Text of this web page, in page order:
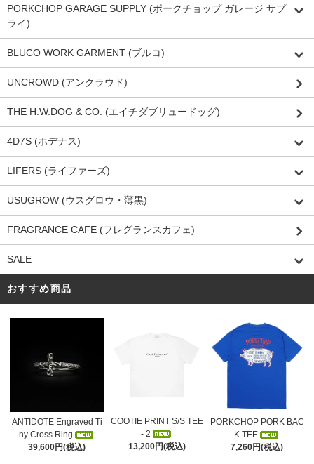
PORKCHOP GARAGE SUPPLY (ポークチョップ ガレージ サプ
ライ)
BLUCO WORK GARMENT (ブルコ)
UNCROWD (アンクラウド)
THE H.W.DOG & CO. (エイチダブリュードッグ)
4D7S (ホデナス)
LIFERS (ライファーズ)
USUGROW (ウスグロウ・薄黒)
FRAGRANCE CAFE (フレグランスカフェ)
SALE
おすすめ商品
ANTIDOTE Engraved Ti
ny Cross Ring
39,600円(税込)
COOTIE PRINT S/S TEE
- 2
13,200円(税込)
PORKCHOP PORK BAC
K TEE
7,260円(税込)